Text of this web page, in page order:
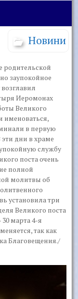
Новини
родительской
заупокойное
Иеромонах
Великого
именоваться,
в первую
дни в храме
службу
поста очень
полной
молитвы об
установила три
Великого поста
марта 4-я
так как
Благовещения./